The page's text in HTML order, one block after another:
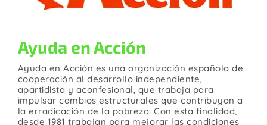
Ayuda en Acción
Ayuda en Acción es una organización española de
cooperación al desarrollo independiente,
apartidista y aconfesional, que trabaja para
impulsar cambios estructurales que contribuyan a
la erradicación de la pobreza. Con esta finalidad,
desde 1981 trabajan para mejorar las condiciones